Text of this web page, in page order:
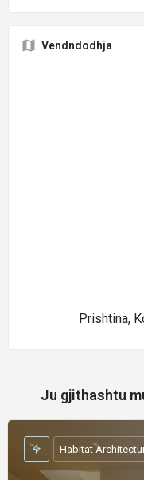
Vendndodhja
Prishtina,
Ju gjithashtu
Habitat